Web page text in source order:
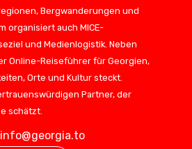
Bergwanderungen und
organisiert auch MICE-
und Medienlogistik. Neben
Online-Reiseführer für Georgien,
Orte und Kultur steckt.
Partner, der
schätzt.
info@georgia.to